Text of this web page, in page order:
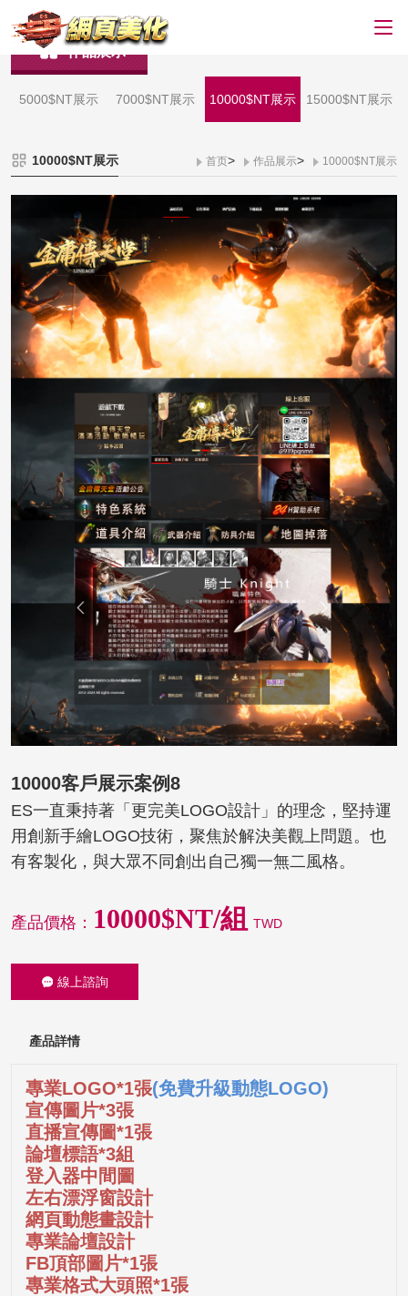
作品展示
5000$NT展示 7000$NT展示 10000$NT展示 15000$NT展示
10000$NT展示 首页> 作品展示> 10000$NT展示
10000客戶展示案例8
ES一直秉持著「更完美LOGO設計」的理念，堅持運
用創新手繪LOGO技術，聚焦於解決美觀上問題。也
有客製化，與大眾不同創出自己獨一無二風格。
產品價格： 10000$NT/組 TWD
線上諮詢
產品詳情
專業LOGO*1張(免費升級動態LOGO)
宣傳圖片*3張
直播宣傳圖*1張
論壇標語*3組
登入器中間圖
左右漂浮窗設計
網頁動態畫設計
專業論壇設計
FB頂部圖片*1張
專業格式大頭照*1張